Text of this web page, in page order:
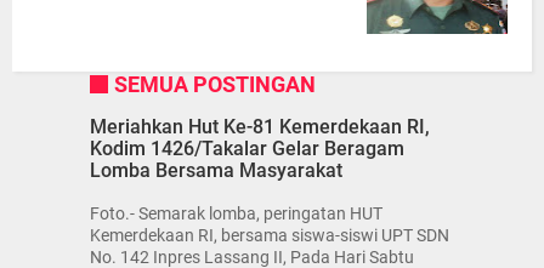
SEMUA POSTINGAN
Meriahkan Hut Ke-81 Kemerdekaan RI,
Kodim 1426/Takalar Gelar Beragam
Lomba Bersama Masyarakat
Foto.- Semarak lomba, peringatan HUT
Kemerdekaan RI, bersama siswa-siswi UPT SDN
No. 142 Inpres Lassang II, Pada Hari Sabtu